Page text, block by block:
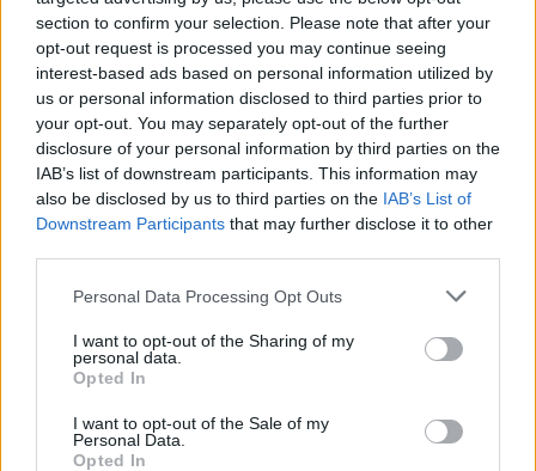
section to confirm your selection. Please note that after your
opt-out request is processed you may continue seeing
interest-based ads based on personal information utilized by
us or personal information disclosed to third parties prior to
your opt-out. You may separately opt-out of the further
disclosure of your personal information by third parties on the
IAB’s list of downstream participants. This information may
also be disclosed by us to third parties on the IAB’s List of
Downstream Participants that may further disclose it to other
Please note that this website/app uses one or more Google
not limited to your visit or usage behaviour. You may click to
grant or deny consent to Google and its third-party tags to
use your data for below specified purposes in below Google
consent section.
Personal Data Processing Opt Outs
I want to opt-out of the Sharing of my
personal data.
Opted In
I want to opt-out of the Sale of my
Personal Data.
Opted In
σου;